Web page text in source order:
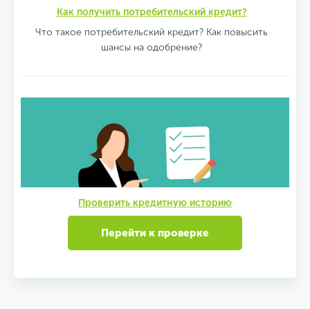
Как получить потребительский кредит?
Что такое потребительский кредит? Как повысить
шансы на одобрение?
Проверить кредитную историю
Перейти к проверке